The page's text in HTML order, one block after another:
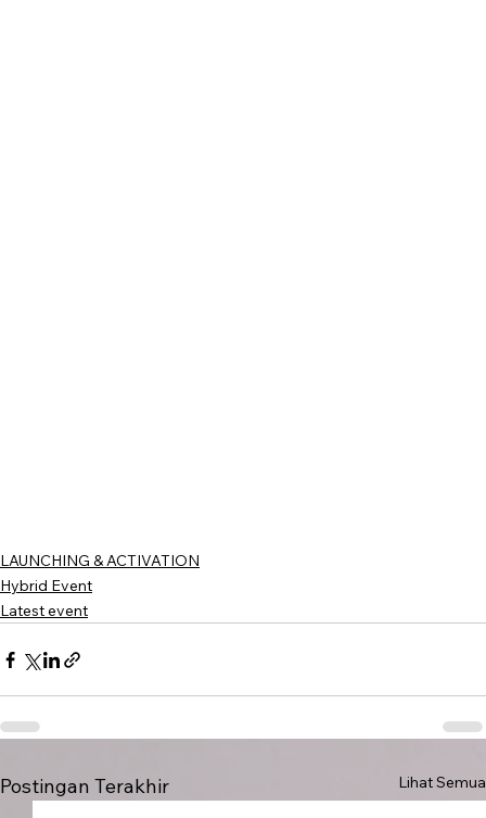
LAUNCHING & ACTIVATION
Hybrid Event
Latest event
Postingan Terakhir Lihat Semua